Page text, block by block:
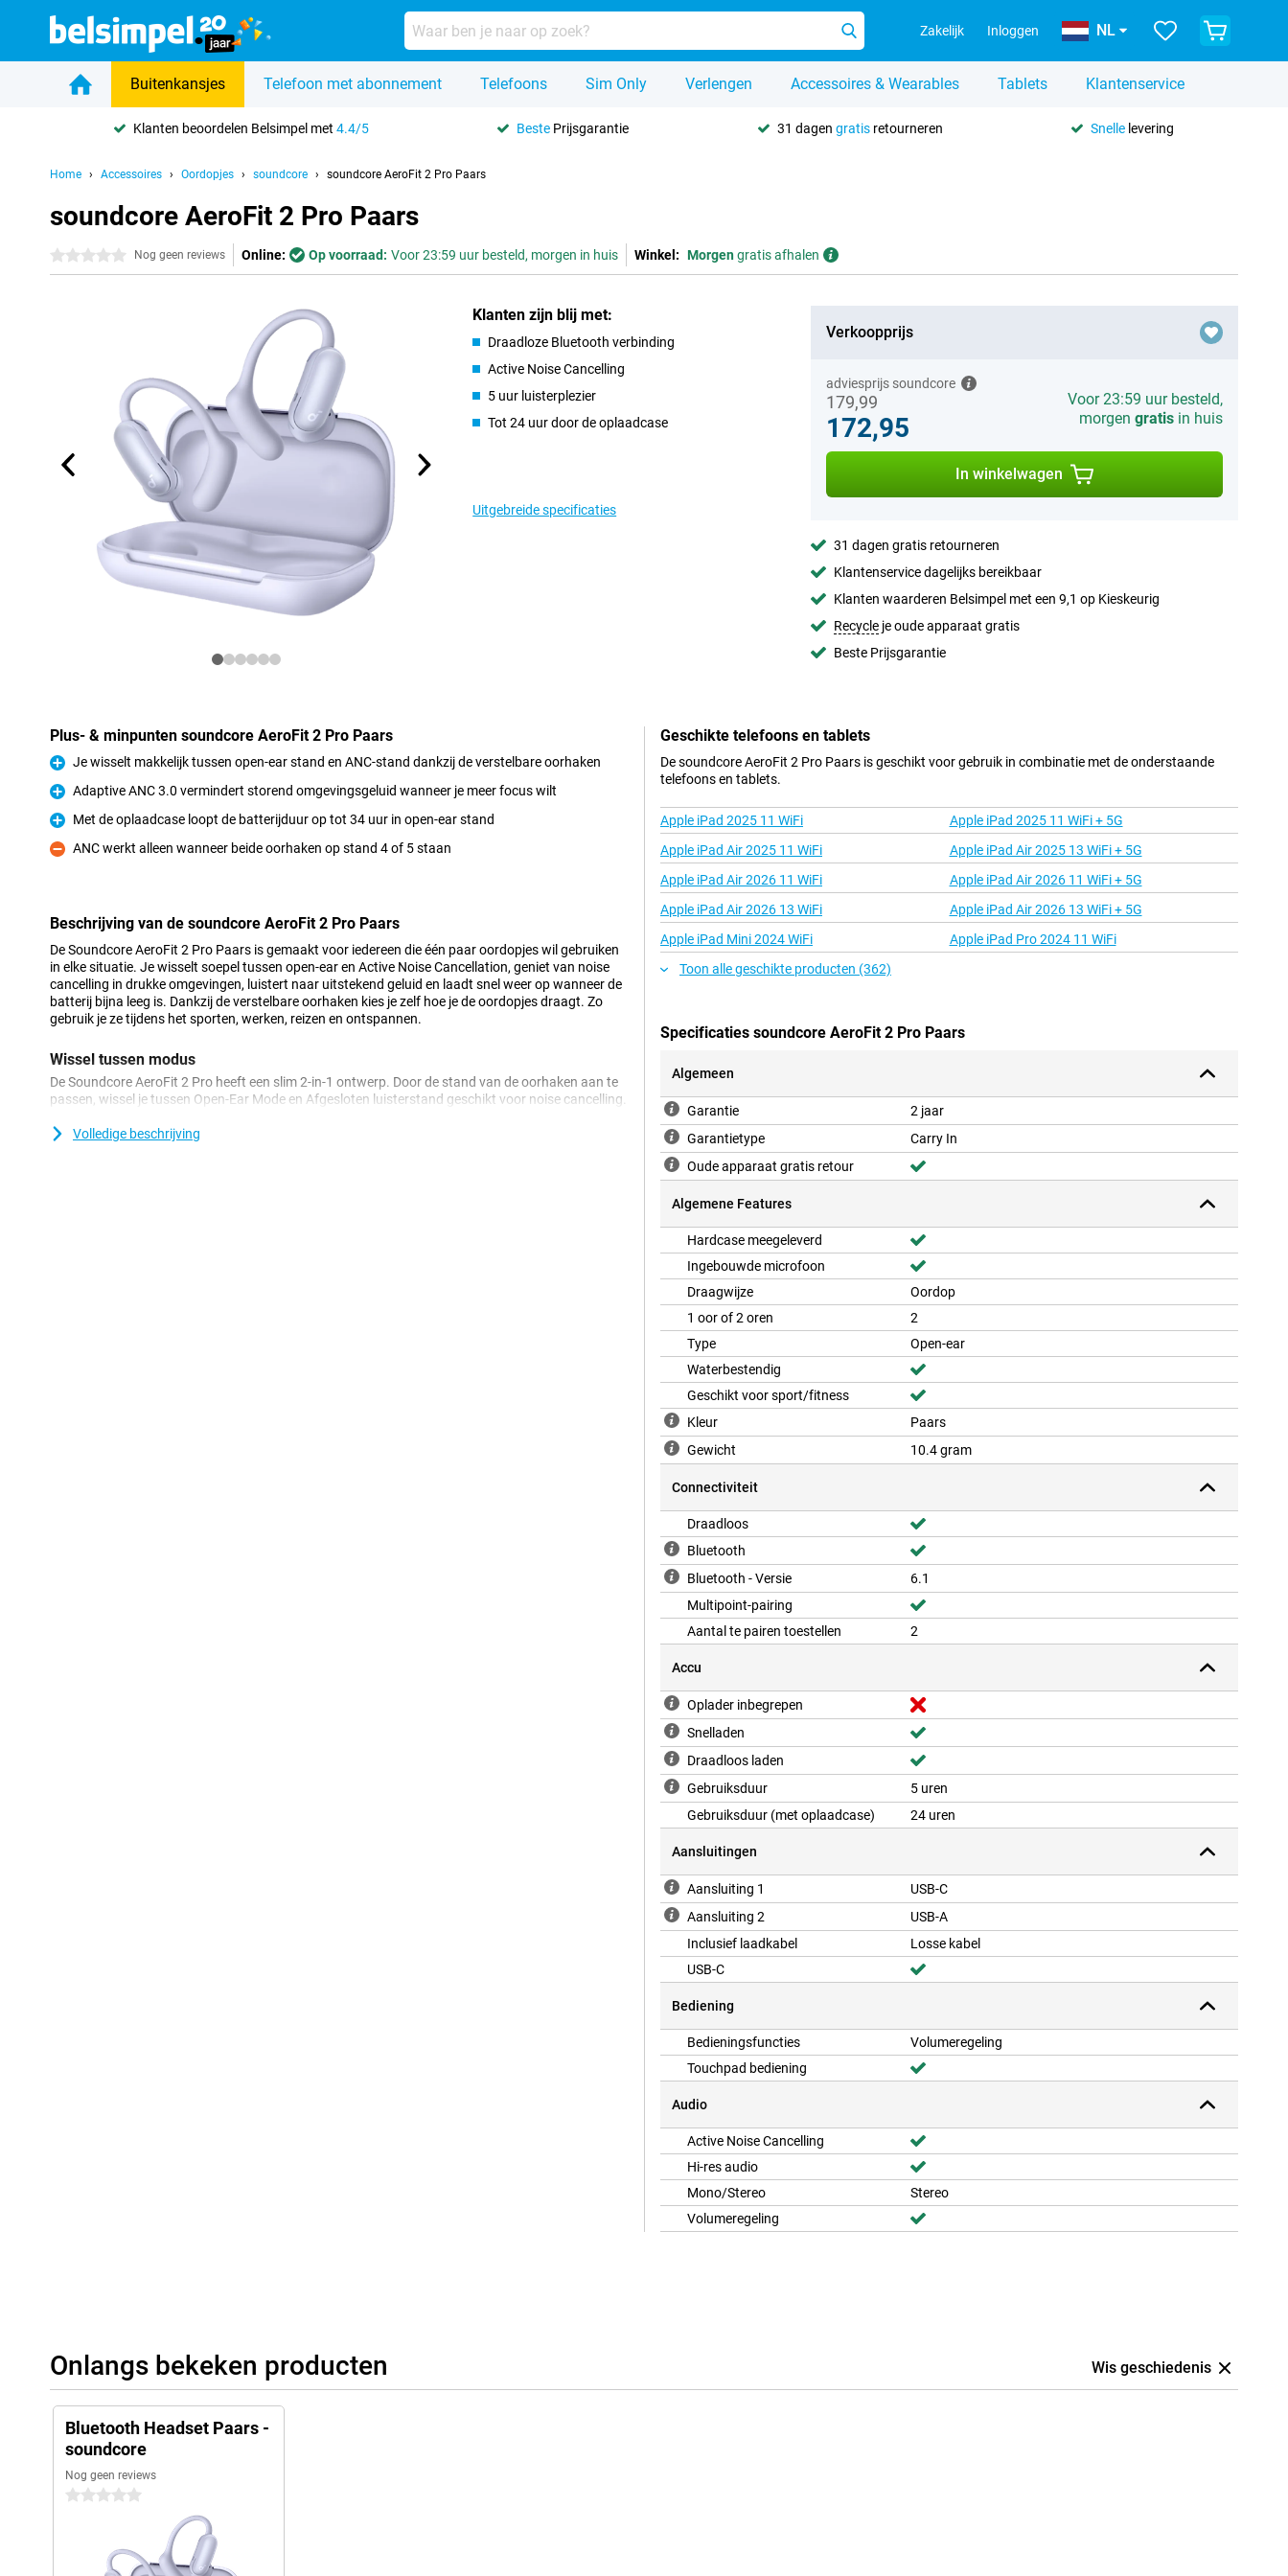
Zakelijk Inloggen NL
Buitenkansjes Telefoon met abonnement Telefoons Sim Only Verlengen Accessoires & Wearables Tablets Klantenservice
Klanten beoordelen Belsimpel met4.4/5 Beste Prijsgarantie 31 dagen gratisretourneren Snellelevering
Home Accessoires Oordopjes soundcore soundcore AeroFit 2 Pro Paars
soundcore AeroFit 2 Pro Paars
0 sterren Nog geen reviews Online: Op voorraad: Voor 23:59 uur besteld, morgen in huis Winkel: Morgengratis afhalen
Klanten zijn blij met:
Draadloze Bluetooth verbinding
Active Noise Cancelling
5 uur luisterplezier
Tot 24 uur door de oplaadcase
Uitgebreide specificaties
Verkoopprijs
179,99
adviesprijs soundcore
172,95
Voor 23:59 uur besteld,
morgen gratisin huis
In winkelwagen
31 dagen gratis retourneren
Klantenservice dagelijks bereikbaar
Klanten waarderen Belsimpel met een 9,1 op Kieskeurig
Recycleje oude apparaat gratis
Beste Prijsgarantie
Plus- & minpunten soundcore AeroFit 2 Pro Paars
Pluspunt
Je wisselt makkelijk tussen open-ear stand en ANC-stand dankzij de verstelbare oorhaken
Pluspunt
Adaptive ANC 3.0 vermindert storend omgevingsgeluid wanneer je meer focus wilt
Pluspunt
Met de oplaadcase loopt de batterijduur op tot 34 uur in open-ear stand
Minpunt
ANC werkt alleen wanneer beide oorhaken op stand 4 of 5 staan
Beschrijving van de soundcore AeroFit 2 Pro Paars
De Soundcore AeroFit 2 Pro Paars is gemaakt voor iedereen die één paar oordopjes wil gebruiken
in elke situatie. Je wisselt soepel tussen open-ear en Active Noise Cancellation, geniet van noise
cancelling in drukke omgevingen, luistert naar uitstekend geluid en laadt snel weer op wanneer de
batterij bijna leeg is. Dankzij de verstelbare oorhaken kies je zelf hoe je de oordopjes draagt. Zo
gebruik je ze tijdens het sporten, werken, reizen en ontspannen.
Wissel tussen modus
De Soundcore AeroFit 2 Pro heeft een slim 2-in-1 ontwerp. Door de stand van de oorhaken aan te
passen, wissel je tussen Open-Ear Mode en Afgesloten luisterstand geschikt voor noise cancelling.
ear luisteren. Daarmee blijf je bewust van je omgeving, bijvoorbeeld tijdens hardlopen of wandelen.
Volledige beschrijving
Geschikte telefoons en tablets
De soundcore AeroFit 2 Pro Paars is geschikt voor gebruik in combinatie met de onderstaande
telefoons en tablets.
Apple iPad 2025 11 WiFi
Apple iPad 2025 11 WiFi + 5G
Apple iPad Air 2025 11 WiFi
Apple iPad Air 2025 13 WiFi + 5G
Apple iPad Air 2026 11 WiFi
Apple iPad Air 2026 11 WiFi + 5G
Apple iPad Air 2026 13 WiFi
Apple iPad Air 2026 13 WiFi + 5G
Apple iPad Mini 2024 WiFi
Apple iPad Pro 2024 11 WiFi
Toon alle geschikte producten (362)
Specificaties soundcore AeroFit 2 Pro Paars
Algemeen
Garantie
2 jaar
Garantietype
Carry In
Oude apparaat gratis retour
Algemene Features
Hardcase meegeleverd
Ingebouwde microfoon
Draagwijze
Oordop
1 oor of 2 oren
2
Type
Open-ear
Waterbestendig
Geschikt voor sport/fitness
Kleur
Paars
Gewicht
10.4 gram
Connectiviteit
Draadloos
Bluetooth
Bluetooth - Versie
6.1
Multipoint-pairing
Aantal te pairen toestellen
2
Accu
Oplader inbegrepen
Snelladen
Draadloos laden
Gebruiksduur
5 uren
Gebruiksduur (met oplaadcase)
24 uren
Aansluitingen
Aansluiting 1
USB-C
Aansluiting 2
USB-A
Inclusief laadkabel
Losse kabel
USB-C
Bediening
Bedieningsfuncties
Volumeregeling
Touchpad bediening
Audio
Active Noise Cancelling
Hi-res audio
Mono/Stereo
Stereo
Volumeregeling
Onlangs bekeken producten Wis geschiedenis
Bluetooth Headset Paars -
soundcore
Nog geen reviews
0 sterren